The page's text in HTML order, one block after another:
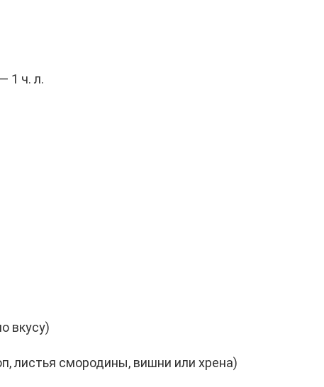
1 ч. л.
вкусу)
листья смородины, вишни или хрена)